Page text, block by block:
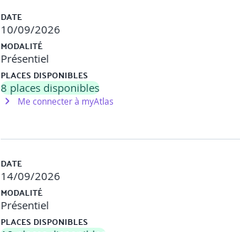
DATE
10/09/2026
MODALITÉ
Présentiel
PLACES DISPONIBLES
8 places disponibles
Me connecter à myAtlas
DATE
14/09/2026
MODALITÉ
Présentiel
PLACES DISPONIBLES